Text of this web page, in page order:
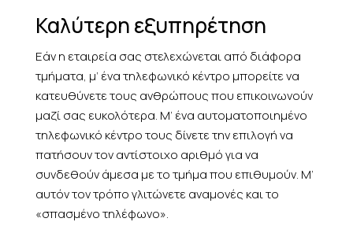
Καλύτερη εξυπηρέτηση
Εάν η εταιρεία σας στελεχώνεται από διάφορα
τμήματα, μ’ ένα τηλεφωνικό κέντρο μπορείτε να
κατευθύνετε τους ανθρώπους που επικοινωνούν
μαζί σας ευκολότερα. Μ’ ένα αυτοματοποιημένο
τηλεφωνικό κέντρο τους δίνετε την επιλογή να
πατήσουν τον αντίστοιχο αριθμό για να
συνδεθούν άμεσα με το τμήμα που επιθυμούν. Μ’
αυτόν τον τρόπο γλιτώνετε αναμονές και το
«σπασμένο τηλέφωνο».